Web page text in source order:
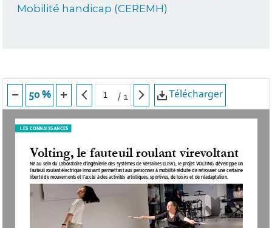
Mobilité handicap (CEREMH)
50 % /1 Télécharger
Volting, le fauteuil roulant virevoltant
Né au sein du Laboratoire d’ingénierie des systèmes de Versailles (LISV), le projet VOLTING développe un
fauteuil roulant électrique innovant permettant aux personnes à mobilité réduite de retrouver une certaine
liberté de mouvements et l’accès à des activités artistiques, sportives, de loisirs et de réadaptation.
LES CONNAISSANCES